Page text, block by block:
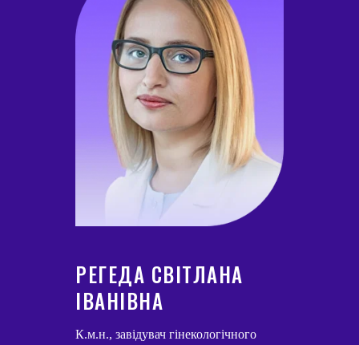
РЕГЕДА СВІТЛАНА
ІВАНІВНА
К.м.н., завідувач гінекологічного